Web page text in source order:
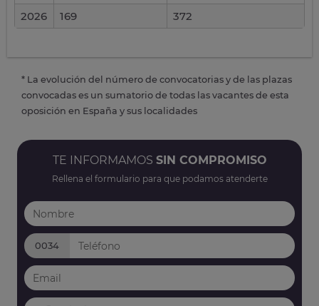
2026
169 372
* La evolución del número de convocatorias y de las plazas
convocadas es un sumatorio de todas las vacantes de esta
oposición en España y sus localidades
TE INFORMAMOS SIN COMPROMISO
Rellena el formulario para que podamos atenderte
0034